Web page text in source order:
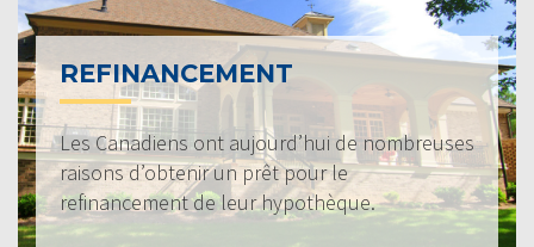
REFINANCEMENT
Les Canadiens ont aujourd’hui de nombreuses
raisons d’obtenir un prêt pour le
refinancement de leur hypothèque.